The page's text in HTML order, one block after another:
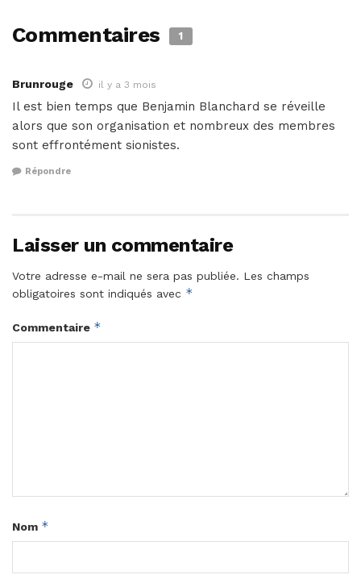
Commentaires 1
Brunrouge il y a 3 mois
Il est bien temps que Benjamin Blanchard se réveille
alors que son organisation et nombreux des membres
sont effrontément sionistes.
Répondre
Laisser un commentaire
Votre adresse e-mail ne sera pas publiée. Les champs
obligatoires sont indiqués avec *
Commentaire *
Nom *